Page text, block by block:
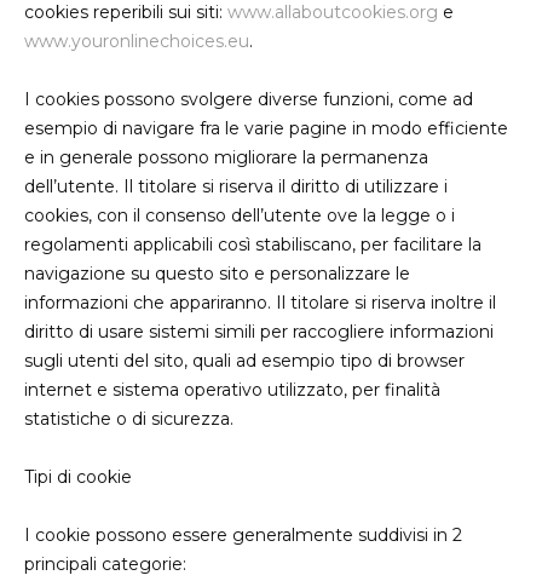
cookies reperibili sui siti: www.allaboutcookies.org e
www.youronlinechoices.eu.
I cookies possono svolgere diverse funzioni, come ad
esempio di navigare fra le varie pagine in modo efficiente
e in generale possono migliorare la permanenza
dell’utente. Il titolare si riserva il diritto di utilizzare i
cookies, con il consenso dell’utente ove la legge o i
regolamenti applicabili così stabiliscano, per facilitare la
navigazione su questo sito e personalizzare le
informazioni che appariranno. Il titolare si riserva inoltre il
diritto di usare sistemi simili per raccogliere informazioni
sugli utenti del sito, quali ad esempio tipo di browser
internet e sistema operativo utilizzato, per finalità
statistiche o di sicurezza.
Tipi di cookie
I cookie possono essere generalmente suddivisi in 2
principali categorie: